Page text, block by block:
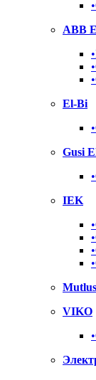
ABB
El-Bi
Gusi
IEK
VIKO